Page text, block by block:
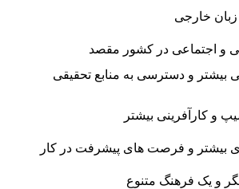
زبان خارجی
و اجتماعی در کشور مقصد
و دسترسی به منابع تحقیقی
و کارآفرینی بیشتر
بیشتر و فرصت های پیشرفت در کار
و یک فرهنگ متنوع